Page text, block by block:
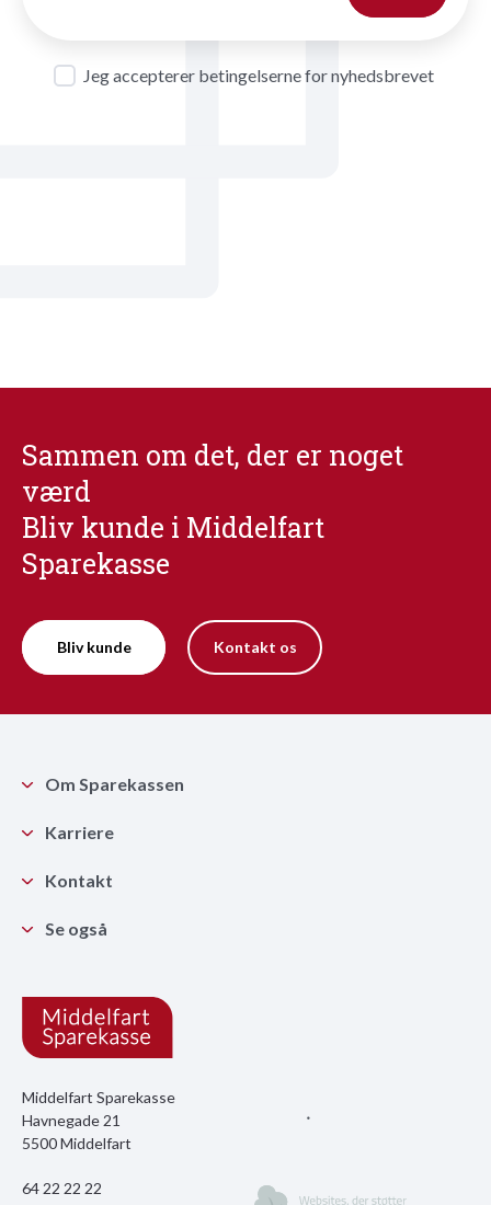
Jeg accepterer betingelserne for nyhedsbrevet
Sammen om det, der er noget
værd
Bliv kunde i Middelfart
Sparekasse
Bliv kunde Kontakt os
Middelfart Sparekasse
Havnegade 21
5500 Middelfart
64 22 22 22
Om Sparekassen
Karriere
Kontakt
Se også